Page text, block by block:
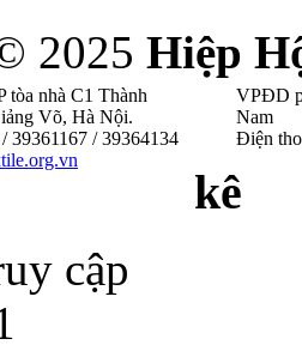
2025 Hiệp
tòa nhà C1 Thành
Võ, Hà Nội .
39361167 / 39364134
VPĐD
Nam
Điện
kê
cập